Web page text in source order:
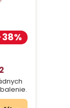
38%